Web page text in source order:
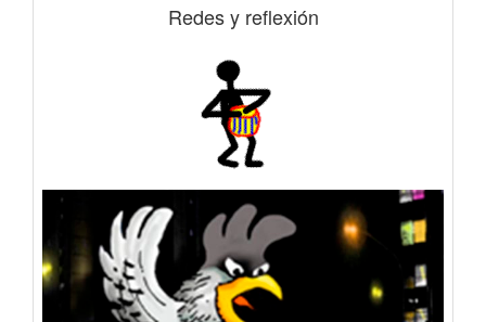
Redes y reflexión